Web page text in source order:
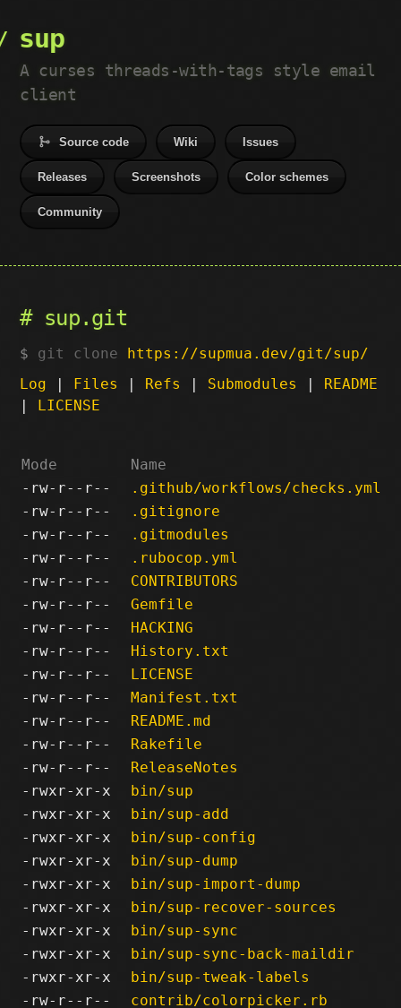
sup
A curses threads-with-tags style email
client
Source code Wiki Issues
Releases Screenshots Color schemes
Community
sup.git
git clone https://supmua.dev/git/sup/
Log | Files | Refs | Submodules | README
| LICENSE
Mode
Name
-rw-r--r--
.github/workflows/checks.yml
-rw-r--r--
.gitignore
-rw-r--r--
.gitmodules
-rw-r--r--
.rubocop.yml
-rw-r--r--
CONTRIBUTORS
-rw-r--r--
Gemfile
-rw-r--r--
HACKING
-rw-r--r--
History.txt
-rw-r--r--
LICENSE
-rw-r--r--
Manifest.txt
-rw-r--r--
README.md
-rw-r--r--
Rakefile
-rw-r--r--
ReleaseNotes
-rwxr-xr-x
bin/sup
-rwxr-xr-x
bin/sup-add
-rwxr-xr-x
bin/sup-config
-rwxr-xr-x
bin/sup-dump
-rwxr-xr-x
bin/sup-import-dump
-rwxr-xr-x
bin/sup-recover-sources
-rwxr-xr-x
bin/sup-sync
-rwxr-xr-x
bin/sup-sync-back-maildir
-rwxr-xr-x
bin/sup-tweak-labels
-rw-r--r--
contrib/colorpicker.rb